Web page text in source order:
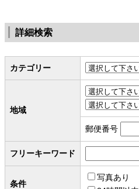
詳細検索
カテゴリー
地域
郵便番号
フリーキーワード
条件
写真あり